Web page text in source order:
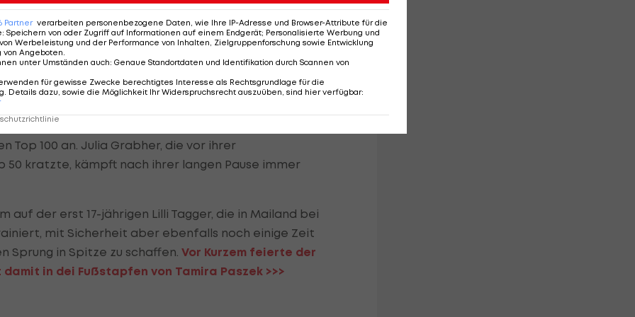
zeigt Melzer, der bis vergangenen Herbst Trainer
fehlende Konstanz. "Er ist noch nicht da, wo es sich
auch, dass die Dichte imTennis
groß ist. Wenn du da
Prozent kommst, dann gewinnst du das einfach nicht."
Die 22-jährige Wienerin ist aktuell die Nummer 163
Top 100 an. Julia Grabher, die vor ihrer
50 kratzte, kämpft nach ihrer langen Pause immer
auf der erst 17-jährigen Lilli Tagger, die in Mailand bei
mit Sicherheit aber ebenfalls noch einige Zeit
Sprung in Spitze zu schaffen. Vor Kurzem feierte der
in dei Fußstapfen von Tamira Paszek >>>
Partner verarbeiten personenbezogene Daten, wie Ihre IP-Adresse und Browser-Attribute für die
: Speichern von oder Zugriff auf Informationen auf einem Endgerät; Personalisierte Werbung und
Werbeleistung und der Performance von Inhalten, Zielgruppenforschung sowie Entwicklung
von Angeboten.
unter Umständen auch: Genaue Standortdaten und Identifikation durch Scannen von
für gewisse Zwecke berechtigtes Interesse als Rechtsgrundlage für die
Details dazu, sowie die Möglichkeit Ihr Widerspruchsrecht auszuüben, sind hier verfügbar: